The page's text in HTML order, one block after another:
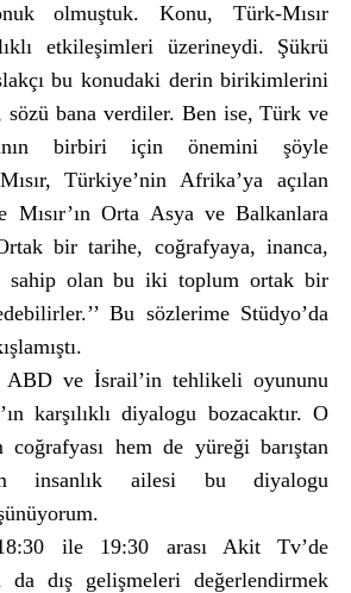
olmuştuk. Konu, Türk-Mısır
etkileşimleri üzerineydi. Şükrü
bu konudaki derin birikimlerini
sözü bana verdiler. Ben ise, Türk ve
birbiri için önemini şöyle
Türkiye’nin Afrika’ya açılan
Mısır’ın Orta Asya ve Balkanlara
Ortak bir tarihe, coğrafyaya, inanca,
sahip olan bu iki toplum ortak bir
Bu sözlerime Stüdyo’da
ABD ve İsrail’in tehlikeli oyununu
karşılıklı diyalogu bozacaktır. O
hem de yüreği barıştan
insanlık ailesi bu diyalogu
ile 19:30 arası Akit Tv’de
da dış gelişmeleri değerlendirmek